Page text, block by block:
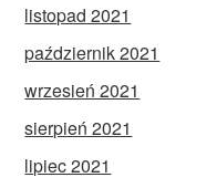
listopad 2021
październik 2021
wrzesień 2021
sierpień 2021
lipiec 2021